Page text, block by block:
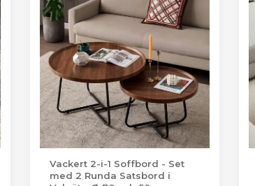
Vackert 2-i-1 Soffbord - Set
med 2 Runda Satsbord i